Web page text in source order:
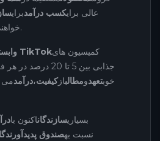
عالی برایکسب درآمدبرای
.
فروشگاه TikTokکمیسیون های
جذابی بین 5 تا 20
خوبتعهدومطالبازکیفیت،درآمدمی
بسیاریسازندگاناکنون با
نسبت بهصندوق